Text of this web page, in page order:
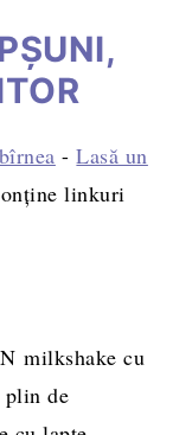
-Lasă un
linkuri
milkshake cu
plin de